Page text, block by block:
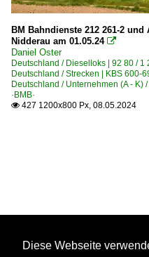
BM Bahndienste 212 261-2
Nidderau am 01.05.24 
Daniel Oster
Deutschland / Dieselloks | 92 80 /
Deutschland / Strecken | KBS
Deutschland / Unternehmen (A -
·BMB·
 427 1200x800 Px, 08.05.2024
Diese Webseite